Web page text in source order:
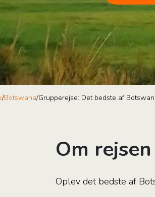
/Botswana/Grupperejse: Det bedste af
Om rejsen
Oplev det bedste af